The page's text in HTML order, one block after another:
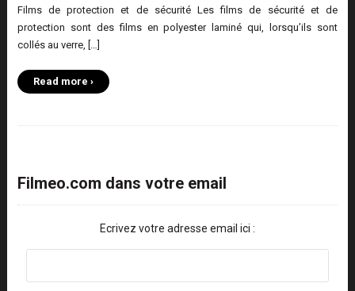
Films de protection et de sécurité Les films de sécurité et de
protection sont des films en polyester laminé qui, lorsqu’ils sont
collés au verre, […]
Read more ›
Filmeo.com dans votre email
Ecrivez votre adresse email ici :